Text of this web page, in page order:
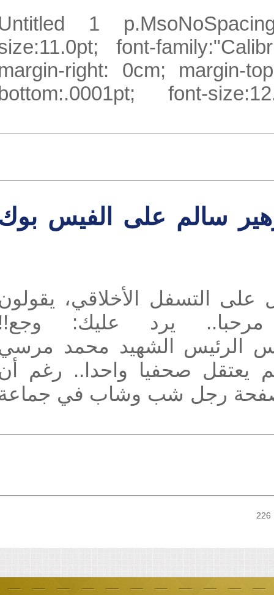
Untitled 1
size:11.0pt; font-
margin-right: 0cm;
bottom:.0001pt; font-
سالم على الفيس بوك
التسفل الأخلاقي، يقولون
يرد عليك: وجع!!
الشهيد محمد مرسي
صحفيا واحدا.. رغم أن
رجل شب وشاب في جماعة